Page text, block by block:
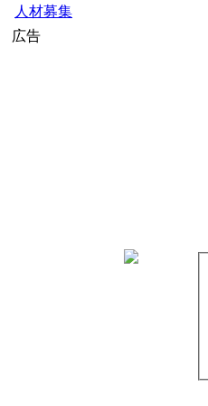
人材募集
広告